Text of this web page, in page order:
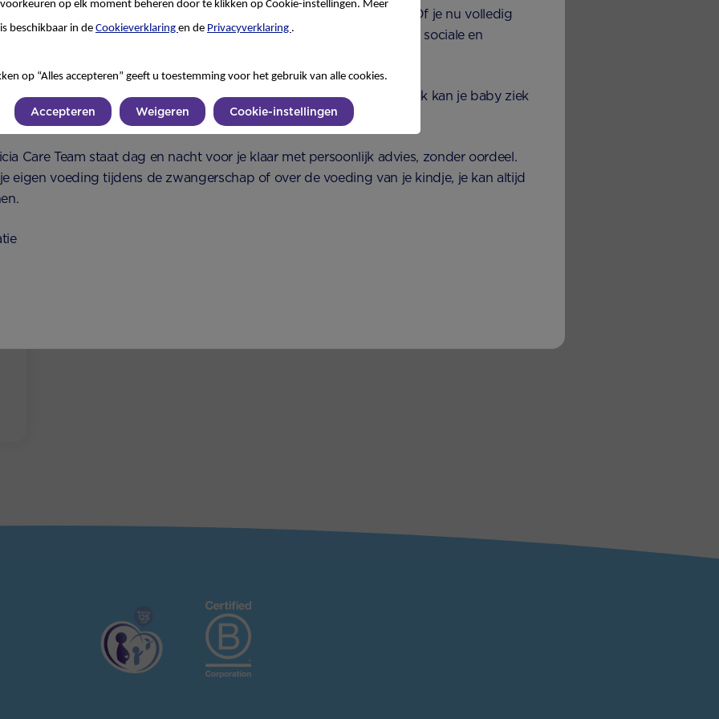
niet altijd mogelijk is, of dat flesvoeding de voorkeur krijgt. Of je nu volledig
met borstvoeding, overleg eerst met je zorgverlener om de sociale en
inclusief de mogelijke impact op je eigen melkproductie.
altijd nauwgezet de instructies op; onnodig of verkeerd gebruik kan je baby ziek
Care Team staat dag en nacht voor je klaar met persoonlijk advies, zonder oordeel.
eigen voeding tijdens de zwangerschap of over de voeding van je kindje, je kan altijd
immuunsysteem
ons op!
op elk moment beheren door te klikken op Cookie-instellingen. Meer
beschikbaar in de Cookieverklaring en de Privacyverklaring .
op “Alles accepteren” geeft u toestemming voor het gebruik van alle cookies.
Accepteren Weigeren Cookie-instellingen